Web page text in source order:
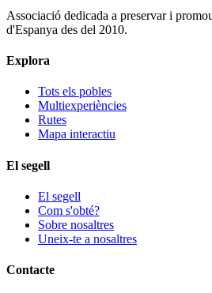
Associació dedicada a preservar i
d'Espanya des del 2010.
Explora
Tots els pobles
Multiexperiències
Rutes
Mapa interactiu
El segell
El segell
Com s'obté?
Sobre nosaltres
Uneix-te a nosaltres
Contacte